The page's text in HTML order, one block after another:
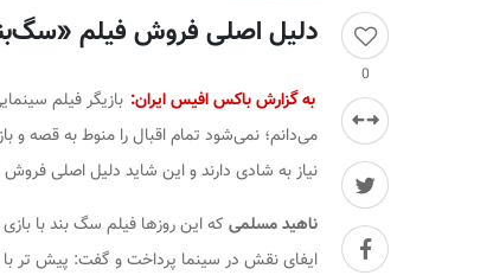
0
دلیل اصلی فروش فیلم
به گزارش باکس افیس ایران: بازیگر فیلم
می‌دانم؛ نمی‌شود تمام اقبال را منوط به قصه و
نیاز به شادی دارند و این شاید دلیل اصلی
ناهید مسلمی که این روزها فیلم سگ بندبا
ایفای نقش در سینما پرداخت و گفت: پیش تر با